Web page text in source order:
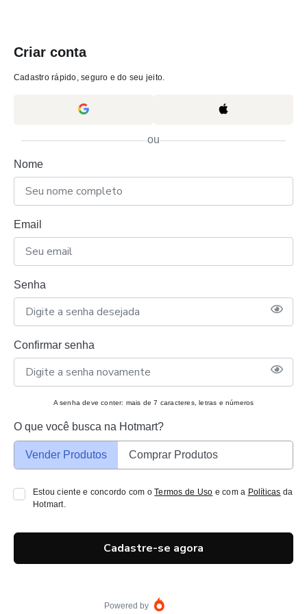
Criar conta
Cadastro rápido, seguro e do seu jeito.
ou
Nome
Email
Senha
Confirmar senha
A senha deve conter: mais de 7 caracteres, letras e números
O que você busca na Hotmart?
Vender Produtos Comprar Produtos
Estou ciente e concordo com oTermos de Uso e com a Políticas da
Hotmart.
Cadastre-se agora
Powered by